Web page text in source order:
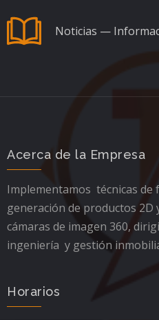
Noticias —
Acerca de la Empresa
Implementamos técnicas
generación de productos 2D
cámaras de imagen 360,
ingeniería y gestión
Horarios